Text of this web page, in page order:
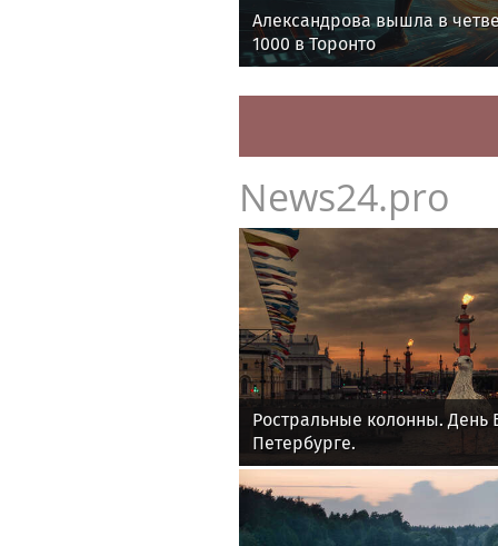
Александрова вышла в
1000 в Торонто
News24.pro
Ростральные колонны. День
Петербурге.